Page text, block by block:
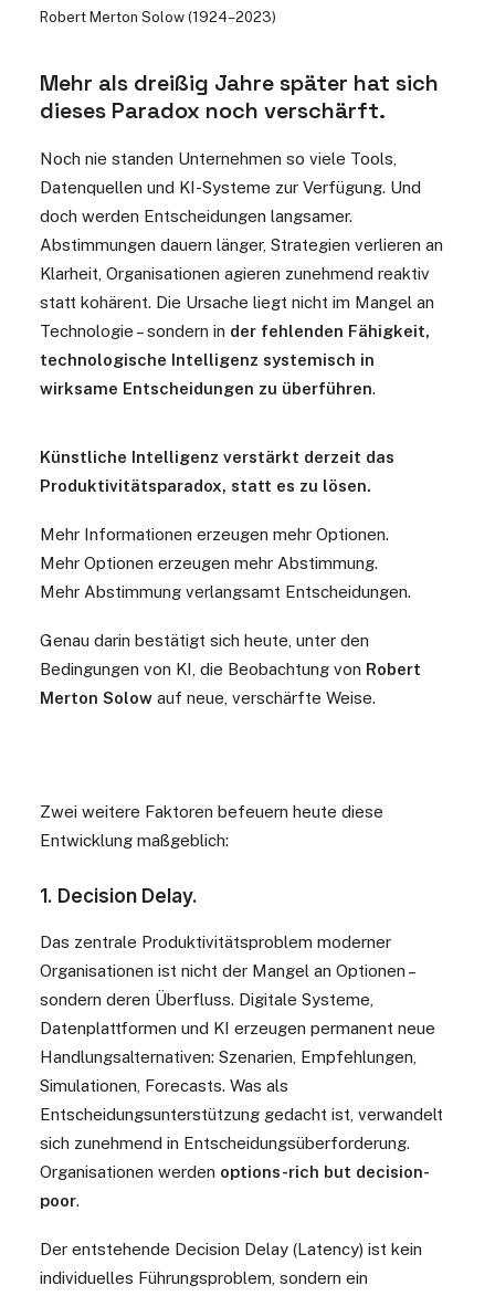
Robert Merton Solow (1924–2023)
Mehr als dreißig Jahre später hat sich
dieses Paradox noch verschärft.
Noch nie standen Unternehmen so viele Tools,
Datenquellen und KI-Systeme zur Verfügung. Und
doch werden Entscheidungen langsamer.
Abstimmungen dauern länger, Strategien verlieren an
Klarheit, Organisationen agieren zunehmend reaktiv
statt kohärent. Die Ursache liegt nicht im Mangel an
Technologie – sondern in der fehlenden Fähigkeit,
technologische Intelligenz systemisch in
wirksame Entscheidungen zu überführen.
Künstliche Intelligenz verstärkt derzeit das
Produktivitätsparadox, statt es zu lösen.
Mehr Informationen erzeugen mehr Optionen.
Mehr Optionen erzeugen mehr Abstimmung.
Mehr Abstimmung verlangsamt Entscheidungen.
Genau darin bestätigt sich heute, unter den
Bedingungen von KI, die Beobachtung von Robert
Merton Solow auf neue, verschärfte Weise.
Zwei weitere Faktoren befeuern heute diese
Entwicklung maßgeblich:
1. Decision Delay.
Das zentrale Produktivitätsproblem moderner
Organisationen ist nicht der Mangel an Optionen –
sondern deren Überfluss. Digitale Systeme,
Datenplattformen und KI erzeugen permanent neue
Handlungsalternativen: Szenarien, Empfehlungen,
Simulationen, Forecasts. Was als
Entscheidungsunterstützung gedacht ist, verwandelt
sich zunehmend in Entscheidungsüberforderung.
Organisationen werden options-rich but decision-
poor.
Der entstehende Decision Delay (Latency) ist kein
individuelles Führungsproblem, sondern ein